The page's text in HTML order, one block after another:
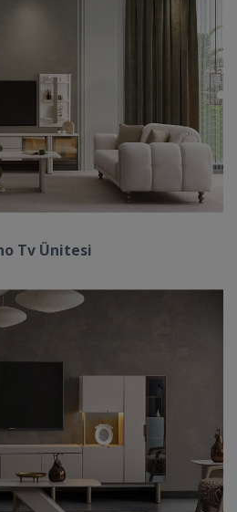
Tv Ünitesi